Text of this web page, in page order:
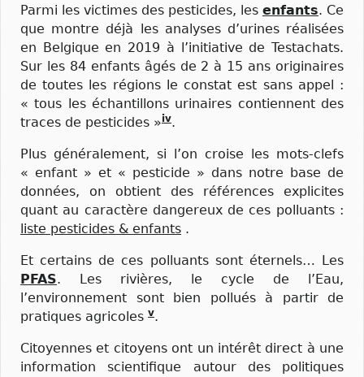
Parmi les victimes des pesticides, les enfants. Ce
que montre déjà les analyses d’urines réalisées
en Belgique en 2019 à l’initiative de Testachats.
Sur les 84 enfants âgés de 2 à 15 ans originaires
de toutes les régions le constat est sans appel :
« tous les échantillons urinaires contiennent des
traces de pesticides »iv.
Plus généralement, si l’on croise les mots-clefs
« enfant » et « pesticide » dans notre base de
données, on obtient des références explicites
quant au caractère dangereux de ces polluants :
liste pesticides & enfants .
Et certains de ces polluants sont éternels… Les
PFAS. Les rivières, le cycle de l’Eau,
l’environnement sont bien pollués à partir de
pratiques agricoles v.
Citoyennes et citoyens ont un intérêt direct à une
information scientifique autour des politiques